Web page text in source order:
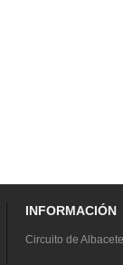
INFORMACIÓN
Circuito de Albacete